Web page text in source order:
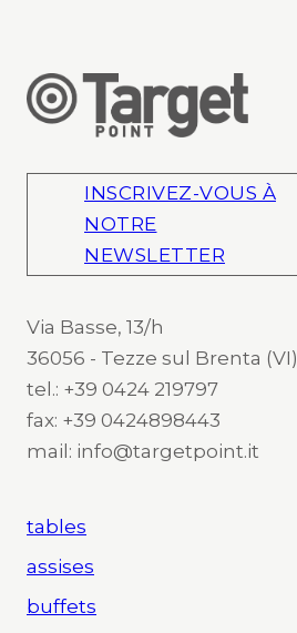
INSCRIVEZ-VOUS À
NOTRE
NEWSLETTER
Via Basse, 13/h
36056 - Tezze sul Brenta (VI)
tel.: +39 0424 219797
fax: +39 0424898443
mail: info@targetpoint.it
tables
assises
buffets